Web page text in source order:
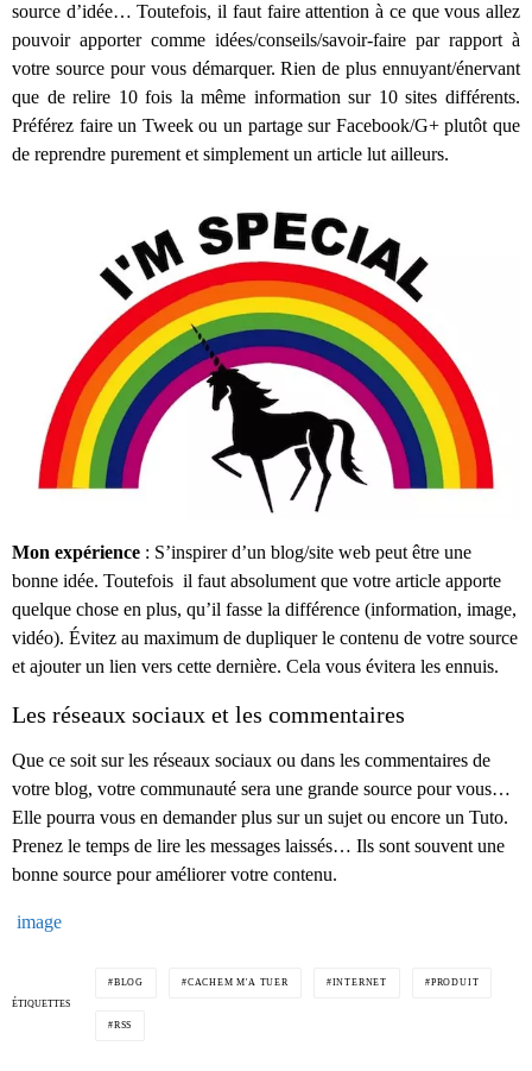
source d’idée… Toutefois, il faut faire attention à ce que vous allez
pouvoir apporter comme idées/conseils/savoir-faire par rapport à
votre source pour vous démarquer. Rien de plus ennuyant/énervant
que de relire 10 fois la même information sur 10 sites différents.
Préférez faire un Tweek ou un partage sur Facebook/G+ plutôt que
de reprendre purement et simplement un article lut ailleurs.
Mon expérience : S’inspirer d’un blog/site web peut être une
bonne idée. Toutefois il faut absolument que votre article apporte
quelque chose en plus, qu’il fasse la différence (information, image,
vidéo). Évitez au maximum de dupliquer le contenu de votre source
et ajouter un lien vers cette dernière. Cela vous évitera les ennuis.
Les réseaux sociaux et les commentaires
Que ce soit sur les réseaux sociaux ou dans les commentaires de
votre blog, votre communauté sera une grande source pour vous…
Elle pourra vous en demander plus sur un sujet ou encore un Tuto.
Prenez le temps de lire les messages laissés… Ils sont souvent une
bonne source pour améliorer votre contenu.
image
ÉTIQUETTES
BLOG CACHEM M'A TUER INTERNET PRODUIT
RSS